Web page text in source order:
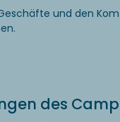
und den
des